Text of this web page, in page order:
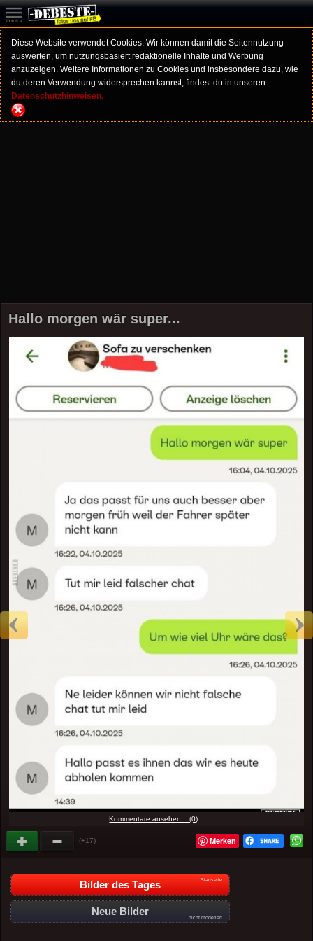
Diese Website verwendet Cookies. Wir können damit die Seitennutzung
auswerten, um nutzungsbasiert redaktionelle Inhalte und Werbung
anzuzeigen. Weitere Informationen zu Cookies und insbesondere dazu, wie
du deren Verwendung widersprechen kannst, findest du in unseren
Datenschutzhinweisen.
Hallo morgen wär super...
Kommentare ansehen... (0)
(+17) Merken
Bilder des Tages Startseite
Neue Bilder
nicht moderiert